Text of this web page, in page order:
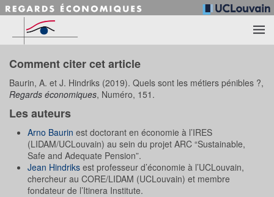
Accéder au contenu principal
Comment citer cet article
Baurin, A. et J. Hindriks (2019). Quels sont les métiers pénibles ?,
Regards économiques, Numéro, 151.
Les auteurs
Arno Baurin est doctorant en économie à l’IRES
(LIDAM/UCLouvain) au sein du projet ARC “Sustainable,
Safe and Adequate Pension”.
Jean Hindriks est professeur d’économie à l’UCLouvain,
chercheur au CORE/LIDAM (UCLouvain) et membre
fondateur de l’Itinera Institute.